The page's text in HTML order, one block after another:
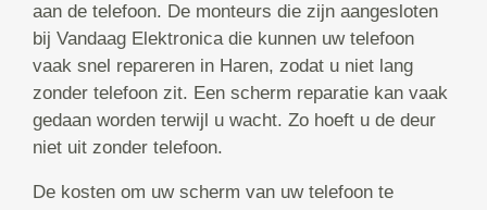
aan de telefoon. De monteurs die zijn aangesloten
bij Vandaag Elektronica die kunnen uw telefoon
vaak snel repareren in Haren, zodat u niet lang
zonder telefoon zit. Een scherm reparatie kan vaak
gedaan worden terwijl u wacht. Zo hoeft u de deur
niet uit zonder telefoon.
De kosten om uw scherm van uw telefoon te